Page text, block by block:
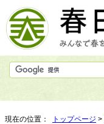
現在の位置： トップページ >